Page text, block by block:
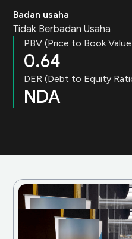
Badan usaha
Tidak Berbadan Usaha
PBV (Price to Book
0.64
DER (Debt to Equity
NDA